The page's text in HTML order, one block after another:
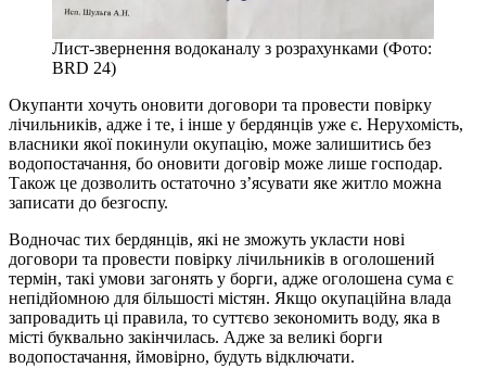
Лист-звернення водоканалу з розрахунками (Фото:
BRD 24)
Окупанти хочуть оновити договори та провести повірку
лічильників, адже і те, і інше у бердянців уже є. Нерухомість,
власники якої покинули окупацію, може залишитись без
водопостачання, бо оновити договір може лише господар.
Також це дозволить остаточно з’ясувати яке житло можна
записати до безгоспу.
Водночас тих бердянців, які не зможуть укласти нові
договори та провести повірку лічильників в оголошений
термін, такі умови загонять у борги, адже оголошена сума є
непідйомною для більшості містян. Якщо окупаційна влада
запровадить ці правила, то суттєво зекономить воду, яка в
місті буквально закінчилась. Адже за великі борги
водопостачання, ймовірно, будуть відключати.